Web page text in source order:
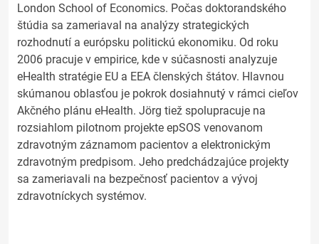
London School of Economics. Počas doktorandského
štúdia sa zameriaval na analýzy strategických
rozhodnutí a európsku politickú ekonomiku. Od roku
2006 pracuje v empirice, kde v súčasnosti analyzuje
eHealth stratégie EU a EEA členských štátov. Hlavnou
skúmanou oblasťou je pokrok dosiahnutý v rámci cieľov
Akčného plánu eHealth. Jörg tiež spolupracuje na
rozsiahlom pilotnom projekte epSOS venovanom
zdravotným záznamom pacientov a elektronickým
zdravotným predpisom. Jeho predchádzajúce projekty
sa zameriavali na bezpečnosť pacientov a vývoj
zdravotníckych systémov.